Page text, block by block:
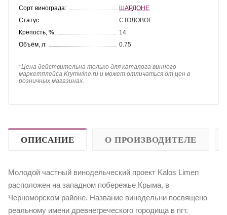
Сорт винограда:
ШАРДОНЕ
Статус:
СТОЛОВОЕ
Крепость, %:
14
Объём, л:
0.75
*Цена действительна только для каталога винного
маркетплейса Krymwine.ru и может отличаться от цен в
розничных магазинах.
ОПИСАНИЕ О ПРОИЗВОДИТЕЛЕ
Молодой частный винодельческий проект Kalos Limen
расположен на западном побережье Крыма, в
Черноморском районе. Название винодельни посвящено
реальному имени древнегреческого городища в пгт.